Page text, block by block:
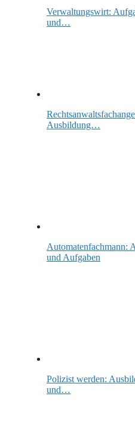
Verwaltungswirt:
und…
Ausbildung…
Automatenfachmann:
und Aufgaben
Polizist werden:
und…